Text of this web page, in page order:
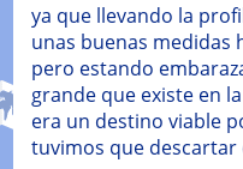
ya que llevando la
unas buenas medidas
pero estando
grande que existe en
era un destino viable
tuvimos que descartar